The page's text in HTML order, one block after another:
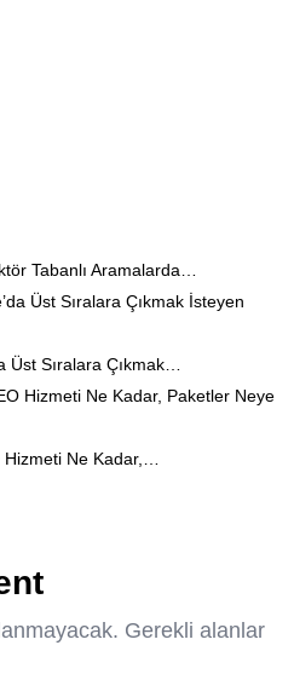
Tabanlı Aramalarda…
Sıralara Çıkmak…
Hizmeti Ne Kadar,…
Gerekli alanlar